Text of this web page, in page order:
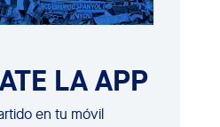
LA APP
en tu móvil